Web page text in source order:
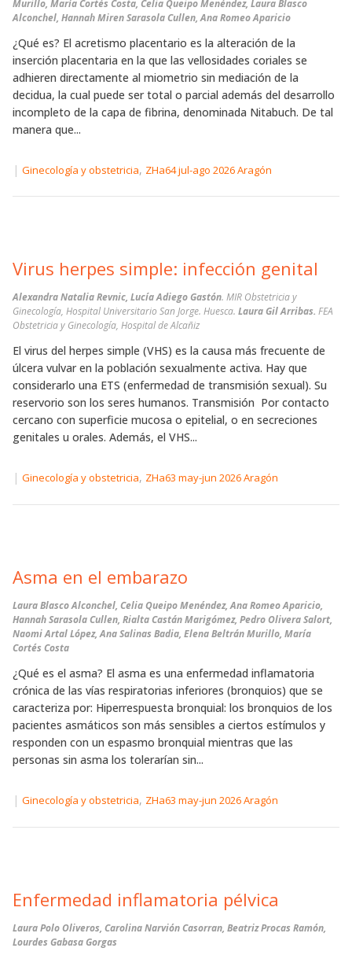
Murillo, María Cortés Costa, Celia Queipo Menéndez, Laura Blasco
Alconchel, Hannah Miren Sarasola Cullen, Ana Romeo Aparicio
¿Qué es? El acretismo placentario es la alteración de la
inserción placentaria en la que las vellosidades coriales se
adhieren directamente al miometrio sin mediación de la
decidua, la cual puede ser total o parcial además del desarrollo
incompleto de la capa de fibrina, denominada Nitabuch. De tal
manera que...
| Ginecología y obstetricia, ZHa64 jul-ago 2026 Aragón
Virus herpes simple: infección genital
Alexandra Natalia Revnic, Lucía Adiego Gastón. MIR Obstetricia y
Ginecología, Hospital Universitario San Jorge. Huesca. Laura Gil Arribas. FEA
Obstetricia y Ginecología, Hospital de Alcañiz
El virus del herpes simple (VHS) es la causa más frecuente de
úlcera vulvar en la población sexualmente activa. Hay que
considerarlo una ETS (enfermedad de transmisión sexual). Su
reservorio son los seres humanos. Transmisión Por contacto
cercano con superficie mucosa o epitelial, o en secreciones
genitales u orales. Además, el VHS...
| Ginecología y obstetricia, ZHa63 may-jun 2026 Aragón
Asma en el embarazo
Laura Blasco Alconchel, Celia Queipo Menéndez, Ana Romeo Aparicio,
Hannah Sarasola Cullen, Rialta Castán Marigómez, Pedro Olivera Salort,
Naomi Artal López, Ana Salinas Badia, Elena Beltrán Murillo, María
Cortés Costa
¿Qué es el asma? El asma es una enfermedad inflamatoria
crónica de las vías respiratorias inferiores (bronquios) que se
caracteriza por: Hiperrespuesta bronquial: los bronquios de los
pacientes asmáticos son más sensibles a ciertos estímulos y
responden con un espasmo bronquial mientras que las
personas sin asma los tolerarían sin...
| Ginecología y obstetricia, ZHa63 may-jun 2026 Aragón
Enfermedad inflamatoria pélvica
Laura Polo Oliveros, Carolina Narvión Casorran, Beatriz Procas Ramón,
Lourdes Gabasa Gorgas